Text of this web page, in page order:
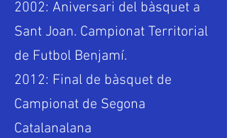
2002: Aniversari del bàsquet a
Sant Joan. Campionat Territorial
de Futbol Benjamí.
2012: Final de bàsquet de
Campionat de Segona
Catalanalana